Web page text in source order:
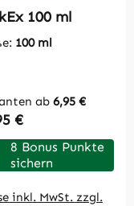
100 ml
100 ml
ab 6,95 €
Preis:
€
8 Bonus Punkte
sichern
inkl. MwSt. zzgl.